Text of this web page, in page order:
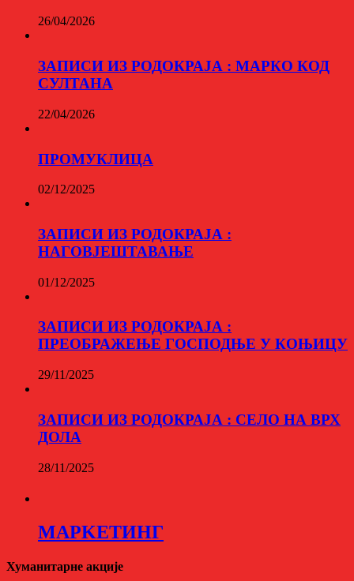
26/04/2026
ЗАПИСИ ИЗ РОДОКРАЈА : МАРКО КОД
СУЛТАНА
22/04/2026
ПРОМУКЛИЦА
02/12/2025
ЗАПИСИ ИЗ РОДОКРАЈА :
НАГОВЈЕШТАВАЊЕ
01/12/2025
ЗАПИСИ ИЗ РОДОКРАЈА :
ПРЕОБРАЖЕЊЕ ГОСПОДЊЕ У КОЊИЦУ
29/11/2025
ЗАПИСИ ИЗ РОДОКРАЈА : СЕЛО НА ВРХ
ДОЛА
28/11/2025
МАРKЕТИНГ
Хуманитарне акције